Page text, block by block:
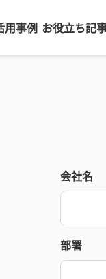
用事例 お役立ち記
会社名
部署